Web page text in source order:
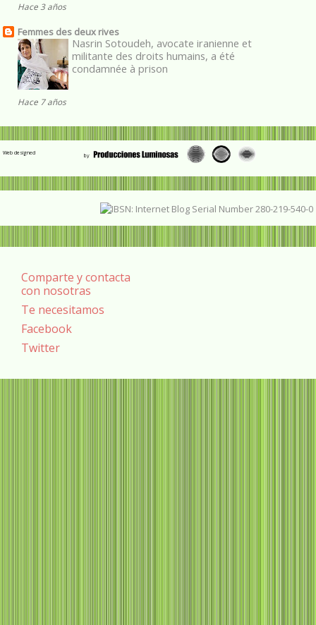
Hace 3 años
Femmes des deux rives
Nasrin Sotoudeh, avocate iranienne et
militante des droits humains, a été
condamnée à prison
Hace 7 años
Web designed
Comparte y contacta
con nosotras
Te necesitamos
Facebook
Twitter